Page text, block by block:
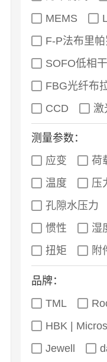
MEMS
F-P法布里帕
SOFO低相
FBG光纤布
CCD
激
测量参数：
应变
荷
温度
压
孔隙水压力
惯性
湿
扭矩
附
品牌：
TML
HBK |
Jewell